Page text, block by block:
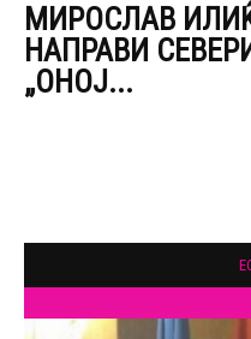
МИРОСЛАВ
НАПРАВИ
„ОНОЈ...